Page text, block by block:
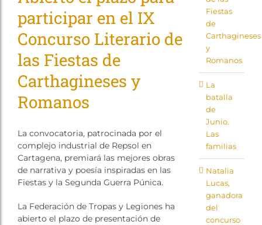
participar en el IX
Concurso Literario de
las Fiestas de
Carthagineses y
Romanos
La convocatoria, patrocinada por el
complejo industrial de Repsol en
Cartagena, premiará las mejores obras
de narrativa y poesía inspiradas en las
Fiestas y la Segunda Guerra Púnica.
La Federación de Tropas y Legiones ha
abierto el plazo de presentación de
Fiestas
de
Carthagineses
y
Romanos
La
batalla
de
Junio.
Las
familias
Natalia
Lucas,
ganadora
del
concurso